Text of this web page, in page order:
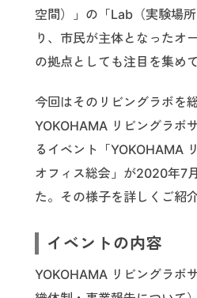
空間）」の「Lab（実験場
り、市民が主体となったオ
の拠点としても注目を集め
今回はそのリビングラボを
YOKOHAMA リビングラボ
るイベント「YOKOHAMA
オフィス総会」が2020年7
た。その様子を詳しくご紹
イベントの内容
YOKOHAMA リビングラボ